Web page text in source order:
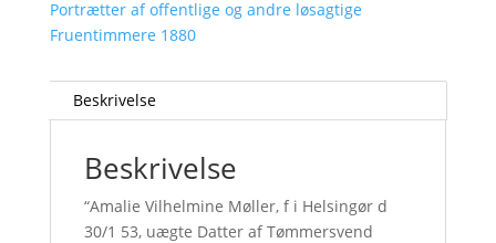
Portrætter af offentlige og andre løsagtige
Fruentimmere 1880
Beskrivelse
Beskrivelse
“Amalie Vilhelmine Møller, f i Helsingør d
30/1 53, uægte Datter af Tømmersvend